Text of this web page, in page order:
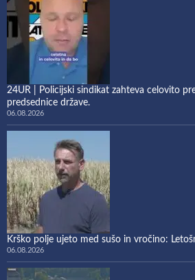
24UR | Policijski sindikat zahteva celovito
predsednice države.
06.08.2026
Krško polje ujeto med sušo in vročino:
06.08.2026